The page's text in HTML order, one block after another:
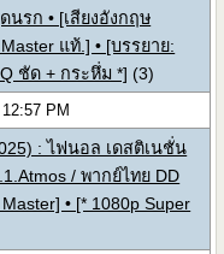
นรก • [เสียงอังกฤษ
แท้.] • [บรรยาย:
ชัด + กระหึ่ม *] (3)
PM
: ไฟนอล เดสติเนชั่น
/ พากย์ไทย DD
• [* 1080p Super